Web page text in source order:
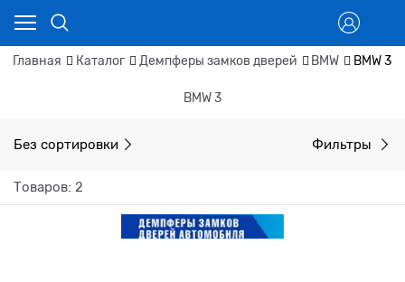
Главная Каталог Демпферы замков дверей BMW BMW 3
BMW 3
Без сортировки Фильтры
Товаров: 2